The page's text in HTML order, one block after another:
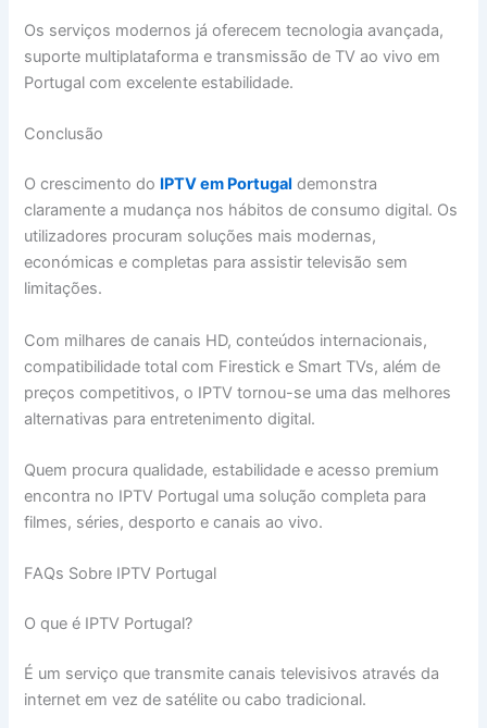
Os serviços modernos já oferecem tecnologia avançada,
suporte multiplataforma e transmissão de TV ao vivo em
Portugal com excelente estabilidade.
Conclusão
O crescimento do IPTV em Portugal demonstra
claramente a mudança nos hábitos de consumo digital. Os
utilizadores procuram soluções mais modernas,
económicas e completas para assistir televisão sem
limitações.
Com milhares de canais HD, conteúdos internacionais,
compatibilidade total com Firestick e Smart TVs, além de
preços competitivos, o IPTV tornou-se uma das melhores
alternativas para entretenimento digital.
Quem procura qualidade, estabilidade e acesso premium
encontra no IPTV Portugal uma solução completa para
filmes, séries, desporto e canais ao vivo.
FAQs Sobre IPTV Portugal
O que é IPTV Portugal?
É um serviço que transmite canais televisivos através da
internet em vez de satélite ou cabo tradicional.